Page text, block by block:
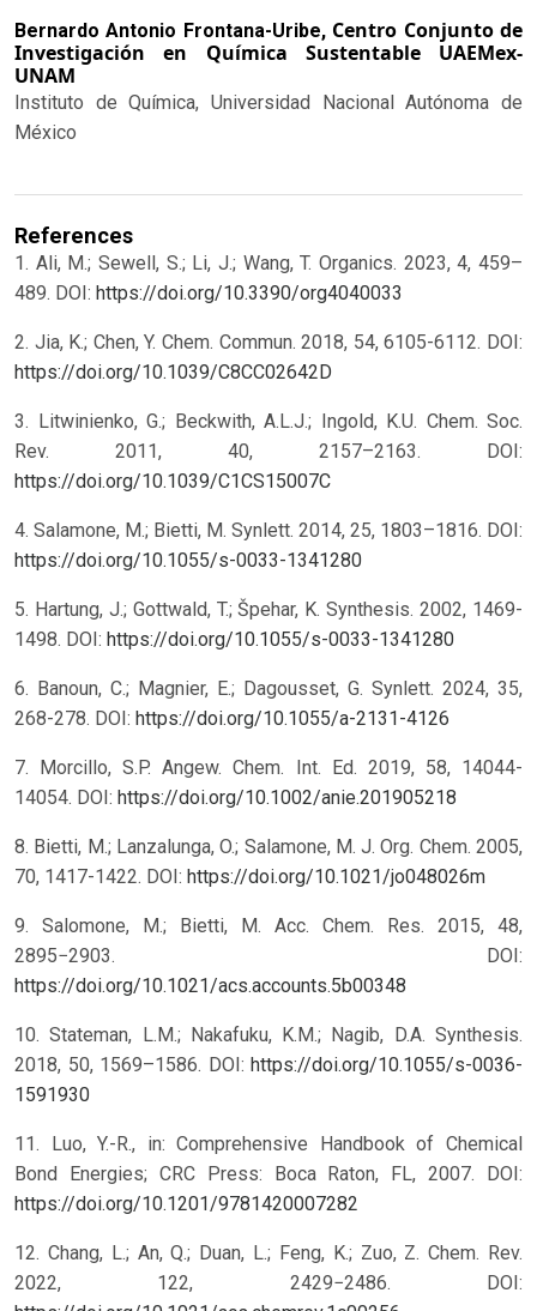
Bernardo Antonio Frontana-Uribe, Centro Conjunto de
Investigación en Química Sustentable UAEMex-
UNAM
Instituto de Química, Universidad Nacional Autónoma de
México
References
1. Ali, M.; Sewell, S.; Li, J.; Wang, T. Organics. 2023, 4, 459–
489. DOI: https://doi.org/10.3390/org4040033
2. Jia, K.; Chen, Y. Chem. Commun. 2018, 54, 6105-6112. DOI:
https://doi.org/10.1039/C8CC02642D
3. Litwinienko, G.; Beckwith, A.L.J.; Ingold, K.U. Chem. Soc.
Rev. 2011, 40, 2157–2163. DOI:
https://doi.org/10.1039/C1CS15007C
4. Salamone, M.; Bietti, M. Synlett. 2014, 25, 1803–1816. DOI:
https://doi.org/10.1055/s-0033-1341280
5. Hartung, J.; Gottwald, T.; Špehar, K. Synthesis. 2002, 1469-
1498. DOI: https://doi.org/10.1055/s-0033-1341280
6. Banoun, C.; Magnier, E.; Dagousset, G. Synlett. 2024, 35,
268-278. DOI: https://doi.org/10.1055/a-2131-4126
7. Morcillo, S.P. Angew. Chem. Int. Ed. 2019, 58, 14044-
14054. DOI: https://doi.org/10.1002/anie.201905218
8. Bietti, M.; Lanzalunga, O.; Salamone, M. J. Org. Chem. 2005,
70, 1417-1422. DOI: https://doi.org/10.1021/jo048026m
9. Salomone, M.; Bietti, M. Acc. Chem. Res. 2015, 48,
2895−2903. DOI:
https://doi.org/10.1021/acs.accounts.5b00348
10. Stateman, L.M.; Nakafuku, K.M.; Nagib, D.A. Synthesis.
2018, 50, 1569–1586. DOI: https://doi.org/10.1055/s-0036-
1591930
11. Luo, Y.-R., in: Comprehensive Handbook of Chemical
Bond Energies; CRC Press: Boca Raton, FL, 2007. DOI:
https://doi.org/10.1201/9781420007282
12. Chang, L.; An, Q.; Duan, L.; Feng, K.; Zuo, Z. Chem. Rev.
2022, 122, 2429−2486. DOI: